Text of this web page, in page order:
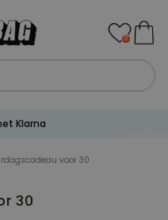
0
vanaf € 60
voor 30
30